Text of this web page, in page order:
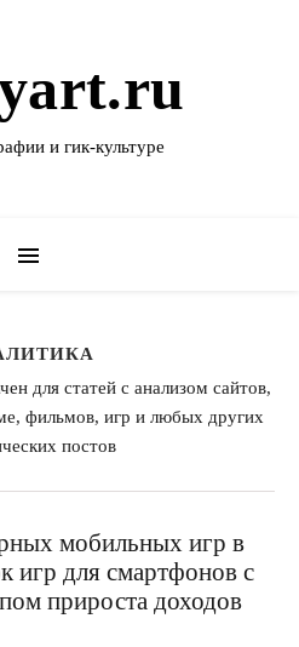
и гик-культуре
для статей с анализом сайтов,
фильмов, игр и любых других
постов